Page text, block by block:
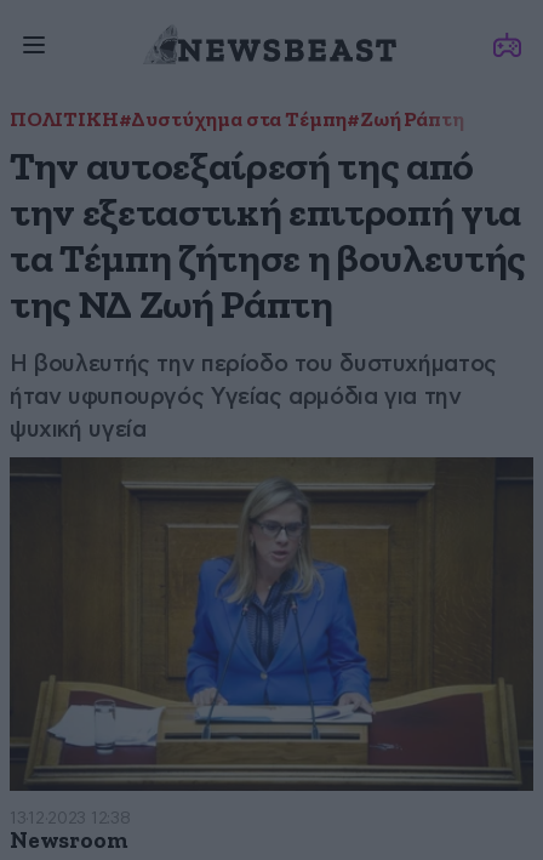
ΠΟΛΙΤΙΚΗ#Δυστύχημα στα Τέμπη#Ζωή Ράπτη
Την αυτοεξαίρεσή της από
την εξεταστική επιτροπή για
τα Τέμπη ζήτησε η βουλευτής
της ΝΔ Ζωή Ράπτη
Η βουλευτής την περίοδο του δυστυχήματος
ήταν υφυπουργός Υγείας αρμόδια για την
ψυχική υγεία
13·12·2023 12:38
Newsroom